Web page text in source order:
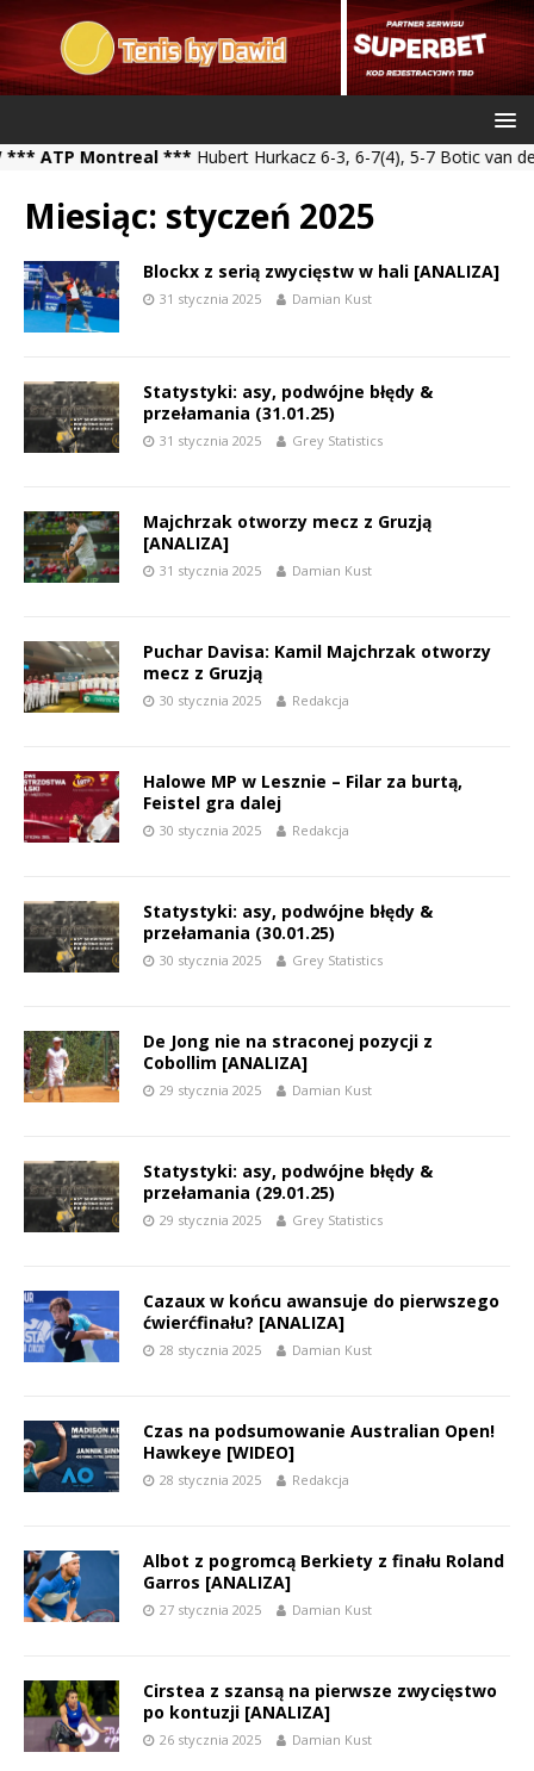
Montreal ***Hubert Hurkacz 6-3, 6-7(4), 5-7 Botic van de
Miesiąc: styczeń 2025
Blockx z serią zwycięstw w hali [ANALIZA]
31 stycznia 2025 Damian Kust
Statystyki: asy, podwójne błędy &
przełamania (31.01.25)
31 stycznia 2025 Grey Statistics
Majchrzak otworzy mecz z Gruzją
[ANALIZA]
31 stycznia 2025 Damian Kust
Puchar Davisa: Kamil Majchrzak otworzy
mecz z Gruzją
30 stycznia 2025 Redakcja
Halowe MP w Lesznie – Filar za burtą,
Feistel gra dalej
30 stycznia 2025 Redakcja
Statystyki: asy, podwójne błędy &
przełamania (30.01.25)
30 stycznia 2025 Grey Statistics
De Jong nie na straconej pozycji z
Cobollim [ANALIZA]
29 stycznia 2025 Damian Kust
Statystyki: asy, podwójne błędy &
przełamania (29.01.25)
29 stycznia 2025 Grey Statistics
Cazaux w końcu awansuje do pierwszego
ćwierćfinału? [ANALIZA]
28 stycznia 2025 Damian Kust
Czas na podsumowanie Australian Open!
Hawkeye [WIDEO]
28 stycznia 2025 Redakcja
Albot z pogromcą Berkiety z finału Roland
Garros [ANALIZA]
27 stycznia 2025 Damian Kust
Cirstea z szansą na pierwsze zwycięstwo
po kontuzji [ANALIZA]
26 stycznia 2025 Damian Kust